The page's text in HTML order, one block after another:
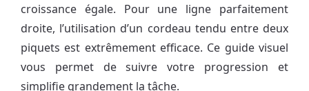
croissance égale. Pour une ligne parfaitement
droite, l’utilisation d’un cordeau tendu entre deux
piquets est extrêmement efficace. Ce guide visuel
vous permet de suivre votre progression et
simplifie grandement la tâche.